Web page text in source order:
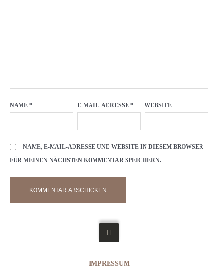
NAME * E-MAIL-ADRESSE * WEBSITE
NAME, E-MAIL-ADRESSE UND WEBSITE IN DIESEM BROWSER
FÜR MEINEN NÄCHSTEN KOMMENTAR SPEICHERN.
IMPRESSUM